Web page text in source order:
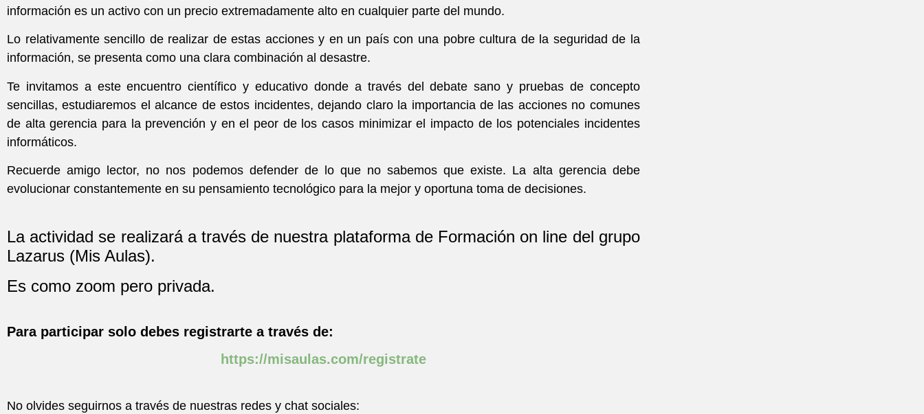
información es un activo con un precio extremadamente alto en cualquier parte del mundo.
Lo relativamente sencillo de realizar de estas acciones y en un país con una pobre cultura de la seguridad de la
información, se presenta como una clara combinación al desastre.
Te invitamos a este encuentro científico y educativo donde a través del debate sano y pruebas de concepto
sencillas, estudiaremos el alcance de estos incidentes, dejando claro la importancia de las acciones no comunes
de alta gerencia para la prevención y en el peor de los casos minimizar el impacto de los potenciales incidentes
informáticos.
Recuerde amigo lector, no nos podemos defender de lo que no sabemos que existe. La alta gerencia debe
evolucionar constantemente en su pensamiento tecnológico para la mejor y oportuna toma de decisiones.
La actividad se realizará a través de nuestra plataforma de Formación on line del grupo
Lazarus (Mis Aulas).
Es como zoom pero privada.
Para participar solo debes registrarte a través de:
https://misaulas.com/registrate
No olvides seguirnos a través de nuestras redes y chat sociales: